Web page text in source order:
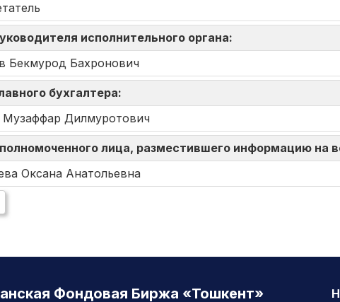
исполнительного органа:
Бекмурод Бахронович
бухгалтера:
Музаффар Дилмуротович
лица, разместившего информацию на
Оксана Анатольевна
Фондовая Биржа «Тошкент»